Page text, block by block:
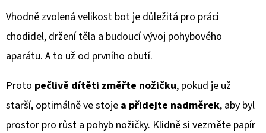
Vhodně zvolená velikost bot je důležitá pro práci
chodidel, držení těla a budoucí vývoj pohybového
aparátu. A to už od prvního obutí.
Proto pečlivě dítěti změřte nožičku, pokud je už
starší, optimálně ve stoje a přidejte nadměrek, aby byl
prostor pro růst a pohyb nožičky. Klidně si vezměte papír